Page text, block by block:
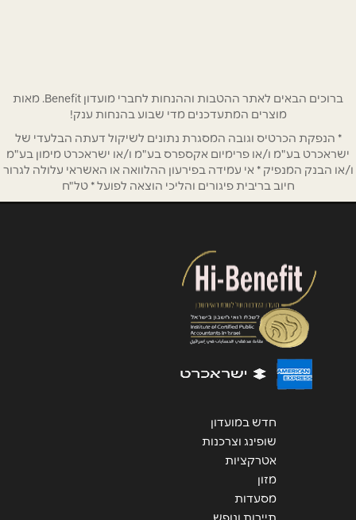
אימייל *
נושא*
אנא חזרו אלי בקשר ל...
שליחה
ברוכים הבאים לאתר ההטבות וההנחות לחברי מועדון Benefit. מאות
מוצרים המתעדכנים מדי שבוע בהנחות ענק!
* הנפקת הכרטיס וגובה המסגרת נתונים לשיקול דעתה הבלעדי של
ישראכרט בע"מ ו/או פרימיום אקספרס בע"מ ו/או ישראכרט מימון בע"מ
ו/או הבנק המנפיק * אי עמידה בפירעון ההלוואה או האשראי עלולה לגרור
חיוב בריבית פיגורים והליכי הוצאה לפועל * טל"ח
חדש במועדון
שופינג וצרכנות
אטרקציות
מזון
מסעדות